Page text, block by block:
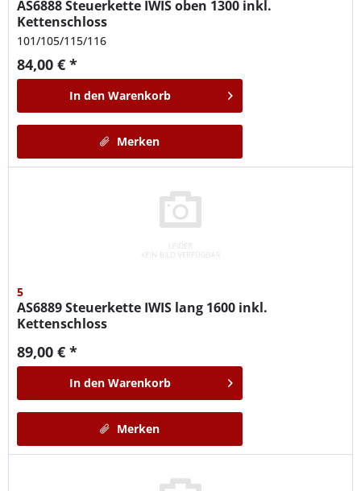
AS6888Steuerkette IWIS oben 1300 inkl.
Kettenschloss
101/105/115/116
84,00 € *
In den Warenkorb
Merken
5
AS6889Steuerkette IWIS lang 1600 inkl.
Kettenschloss
89,00 € *
In den Warenkorb
Merken